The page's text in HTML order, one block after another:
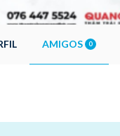
AMIGOS 0